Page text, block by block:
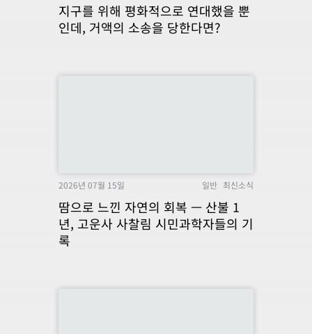
지구를 위해 평화적으로 연대했을 뿐
인데, 거액의 소송을 당한다면?
2026년 07월 15일 일반 최신소식
땀으로 느낀 자연의 회복 — 산불 1
년, 고운사 사찰림 시민과학자들의 기
록